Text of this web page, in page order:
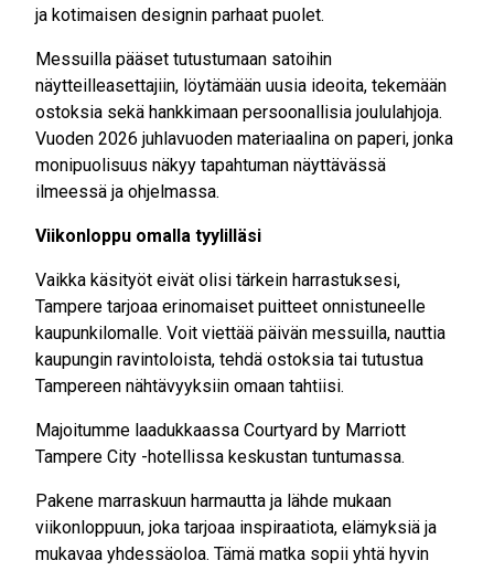
ja kotimaisen designin parhaat puolet.
Messuilla pääset tutustumaan satoihin
näytteilleasettajiin, löytämään uusia ideoita, tekemään
ostoksia sekä hankkimaan persoonallisia joululahjoja.
Vuoden 2026 juhlavuoden materiaalina on paperi, jonka
monipuolisuus näkyy tapahtuman näyttävässä
ilmeessä ja ohjelmassa.
Viikonloppu omalla tyylilläsi
Vaikka käsityöt eivät olisi tärkein harrastuksesi,
Tampere tarjoaa erinomaiset puitteet onnistuneelle
kaupunkilomalle. Voit viettää päivän messuilla, nauttia
kaupungin ravintoloista, tehdä ostoksia tai tutustua
Tampereen nähtävyyksiin omaan tahtiisi.
Majoitumme laadukkaassa Courtyard by Marriott
Tampere City -hotellissa keskustan tuntumassa.
Pakene marraskuun harmautta ja lähde mukaan
viikonloppuun, joka tarjoaa inspiraatiota, elämyksiä ja
mukavaa yhdessäoloa. Tämä matka sopii yhtä hyvin